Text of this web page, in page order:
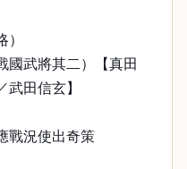
國武將其二）【真田
田信玄】
戰況使出奇策